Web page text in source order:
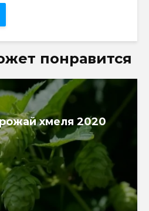
понравится
хмеля 2020